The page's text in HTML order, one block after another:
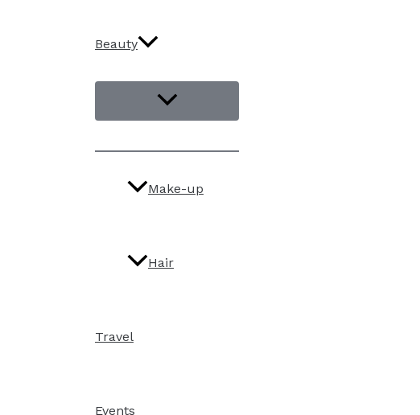
Beauty
Make-up
Hair
Travel
Events